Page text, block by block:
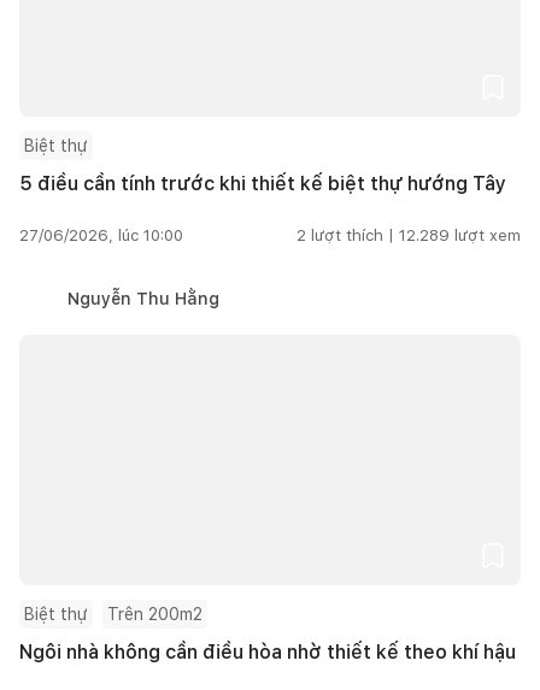
Biệt thự
5 điều cần tính trước khi thiết kế biệt thự hướng Tây
27/06/2026, lúc 10:00 2 lượt thích | 12.289 lượt xem
Nguyễn Thu Hằng
Biệt thự Trên 200m2
Ngôi nhà không cần điều hòa nhờ thiết kế theo khí hậu